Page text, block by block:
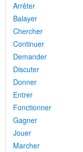
Arrêter
Balayer
Chercher
Continuer
Demander
Discuter
Donner
Entrer
Fonctionner
Gagner
Jouer
Marcher